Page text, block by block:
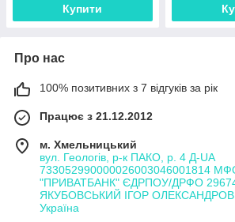
Купити
Про нас
100% позитивних з 7 відгуків за рік
Працює з 21.12.2012
м. Хмельницький
вул. Геологів, р-к ПАКО, р. 4 Д-UA
733052990000026003046001814
"ПРИВАТБАНК" ЄДРПОУ/ДРФО
ЯКУБОВСЬКИЙ ІГОР
Україна